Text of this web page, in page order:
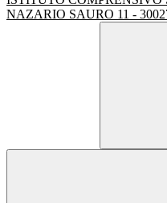
NAZARIO SAURO 11 -